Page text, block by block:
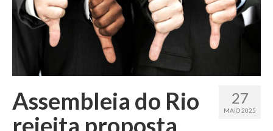
Filiados
Informativos
27
MAIO 2025
Assembleia do Rio
rejeita proposta